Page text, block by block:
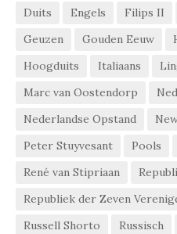
Duits
Engels Filips II
Geuzen
Gouden Eeuw
Hoogduits
Italiaans
Marc van Oostendorp
Nederlandse Opstand
Peter Stuyvesant
Pools
René van Stipriaan
Republiek der Zeven
Russell Shorto
Russisch